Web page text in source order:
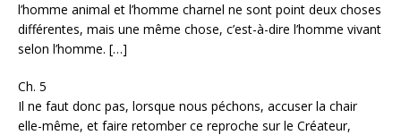
l’homme animal et l’homme charnel ne sont point deux choses
différentes, mais une même chose, c’est-à-dire l’homme vivant
selon l’homme. […]
Ch. 5
Il ne faut donc pas, lorsque nous péchons, accuser la chair
elle-même, et faire retomber ce reproche sur le Créateur,